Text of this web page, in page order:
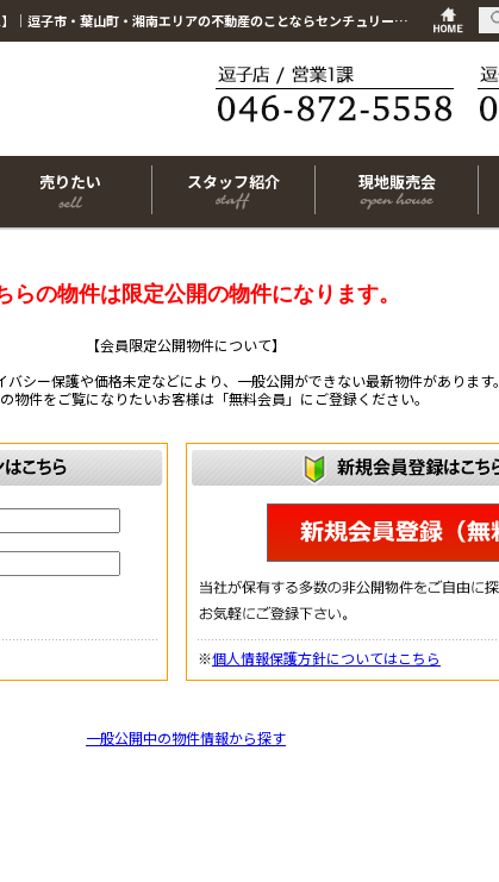
こちらは会員物件です【im-320199｜藤沢市片瀬4丁目｜中古マンション｜3LDK】｜逗子市・葉山町・湘南エリアの不動産のことならセンチュリー21リビングライフにお任せください！
売りたい スタッフ紹介 現地販売会
らの物件は限定公開の物件になります。
【会員限定公開物件について】
バシー保護や価格未定などにより、一般公開ができない最新物件があります。
物件をご覧になりたいお客様は「無料会員」にご登録ください。
※個人情報保護方針についてはこちら
一般公開中の物件情報から探す